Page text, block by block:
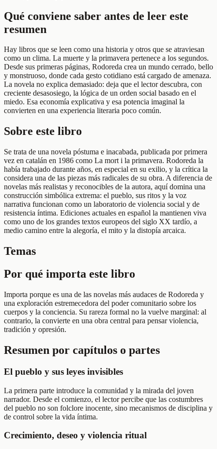
Qué conviene saber antes de leer este
resumen
Hay libros que se leen como una historia y otros que se atraviesan
como un clima. La muerte y la primavera pertenece a los segundos.
Desde sus primeras páginas, Rodoreda crea un mundo cerrado, bello
y monstruoso, donde cada gesto cotidiano está cargado de amenaza.
La novela no explica demasiado: deja que el lector descubra, con
creciente desasosiego, la lógica de un orden social basado en el
miedo. Esa economía explicativa y esa potencia imaginal la
convierten en una experiencia literaria poco común.
Sobre este libro
Se trata de una novela póstuma e inacabada, publicada por primera
vez en catalán en 1986 como La mort i la primavera. Rodoreda la
había trabajado durante años, en especial en su exilio, y la crítica la
considera una de las piezas más radicales de su obra. A diferencia de
novelas más realistas y reconocibles de la autora, aquí domina una
construcción simbólica extrema: el pueblo, sus ritos y la voz
narrativa funcionan como un laboratorio de violencia social y de
resistencia íntima. Ediciones actuales en español la mantienen viva
como uno de los grandes textos europeos del siglo XX tardío, a
medio camino entre la alegoría, el mito y la distopía arcaica.
Temas
Por qué importa este libro
Importa porque es una de las novelas más audaces de Rodoreda y
una exploración estremecedora del poder comunitario sobre los
cuerpos y la conciencia. Su rareza formal no la vuelve marginal: al
contrario, la convierte en una obra central para pensar violencia,
tradición y opresión.
Resumen por capítulos o partes
El pueblo y sus leyes invisibles
La primera parte introduce la comunidad y la mirada del joven
narrador. Desde el comienzo, el lector percibe que las costumbres
del pueblo no son folclore inocente, sino mecanismos de disciplina y
de control sobre la vida íntima.
Crecimiento, deseo y violencia ritual